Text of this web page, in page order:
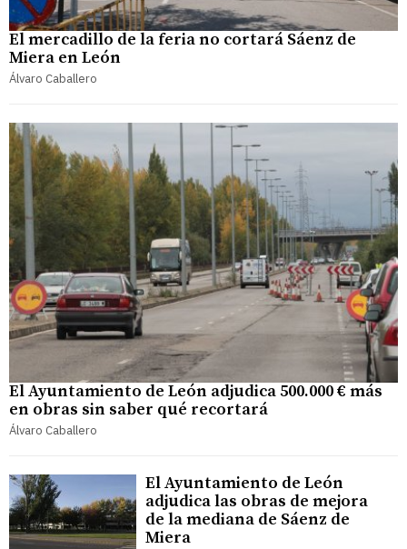
El mercadillo de la feria no cortará Sáenz de
Miera en León
Álvaro Caballero
El Ayuntamiento de León adjudica 500.000 € más
en obras sin saber qué recortará
Álvaro Caballero
El Ayuntamiento de León
adjudica las obras de mejora
de la mediana de Sáenz de
Miera